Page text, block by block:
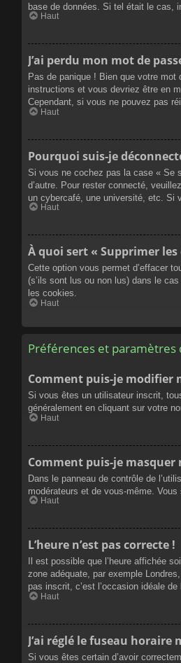
base de données. Si tel était le cas,
Haut
J’ai perdu mon mot de
Pas de panique ! Bien que votre
instructions et vous devriez être en
Cependant, si vous ne pouvez pas
Haut
Pourquoi suis-je
Si vous ne cochez pas la case « Se
d’autre. Pour rester connecté,
un cybercafé, une université, etc. Si
Haut
À quoi sert « Supprimer les
Cette option vous permet d’effacer
(s’ils sont lus ou non lus) dans le
les cookies.
Haut
Préférences et paramètres
Comment puis-je modifier
Si vous êtes un utilisateur inscrit,
généralement en cliquant sur votre
Haut
Comment puis-je
Dans le panneau de contrôle de
modérateurs et de vous-même.
Haut
L’heure n’est pas correcte !
Il est possible que l’heure affichée
zone adéquate, par exemple
pas inscrit, c’est l’occasion idéale de
Haut
J’ai réglé le fuseau horaire
Si vous êtes certain d’avoir